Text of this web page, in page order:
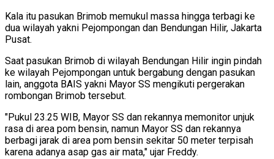
Kala itu pasukan Brimob memukul massa hingga terbagi ke
dua wilayah yakni Pejompongan dan Bendungan Hilir, Jakarta
Pusat.
Saat pasukan Brimob di wilayah Bendungan Hilir ingin pindah
ke wilayah Pejompongan untuk bergabung dengan pasukan
lain, anggota BAIS yakni Mayor SS mengikuti pergerakan
rombongan Brimob tersebut.
"Pukul 23.25 WIB, Mayor SS dan rekannya memonitor unjuk
rasa di area pom bensin, namun Mayor SS dan rekannya
berbagi jarak di area pom bensin sekitar 50 meter terpisah
karena adanya asap gas air mata," ujar Freddy.